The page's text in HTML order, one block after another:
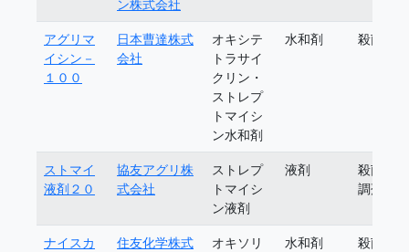
ン株式会社
アグリマ
イシン－
１００
日本曹達株式
会社
オキシテ
トラサイ
クリン・
ストレプ
トマイシ
ン水和剤
水和剤 殺菌剤
ストマイ
液剤２０
協友アグリ株
式会社
ストレプ
トマイシ
ン液剤
液剤
殺菌植
調剤
ナイスカ
住友化学株式
オキソリ
水和剤 殺菌剤